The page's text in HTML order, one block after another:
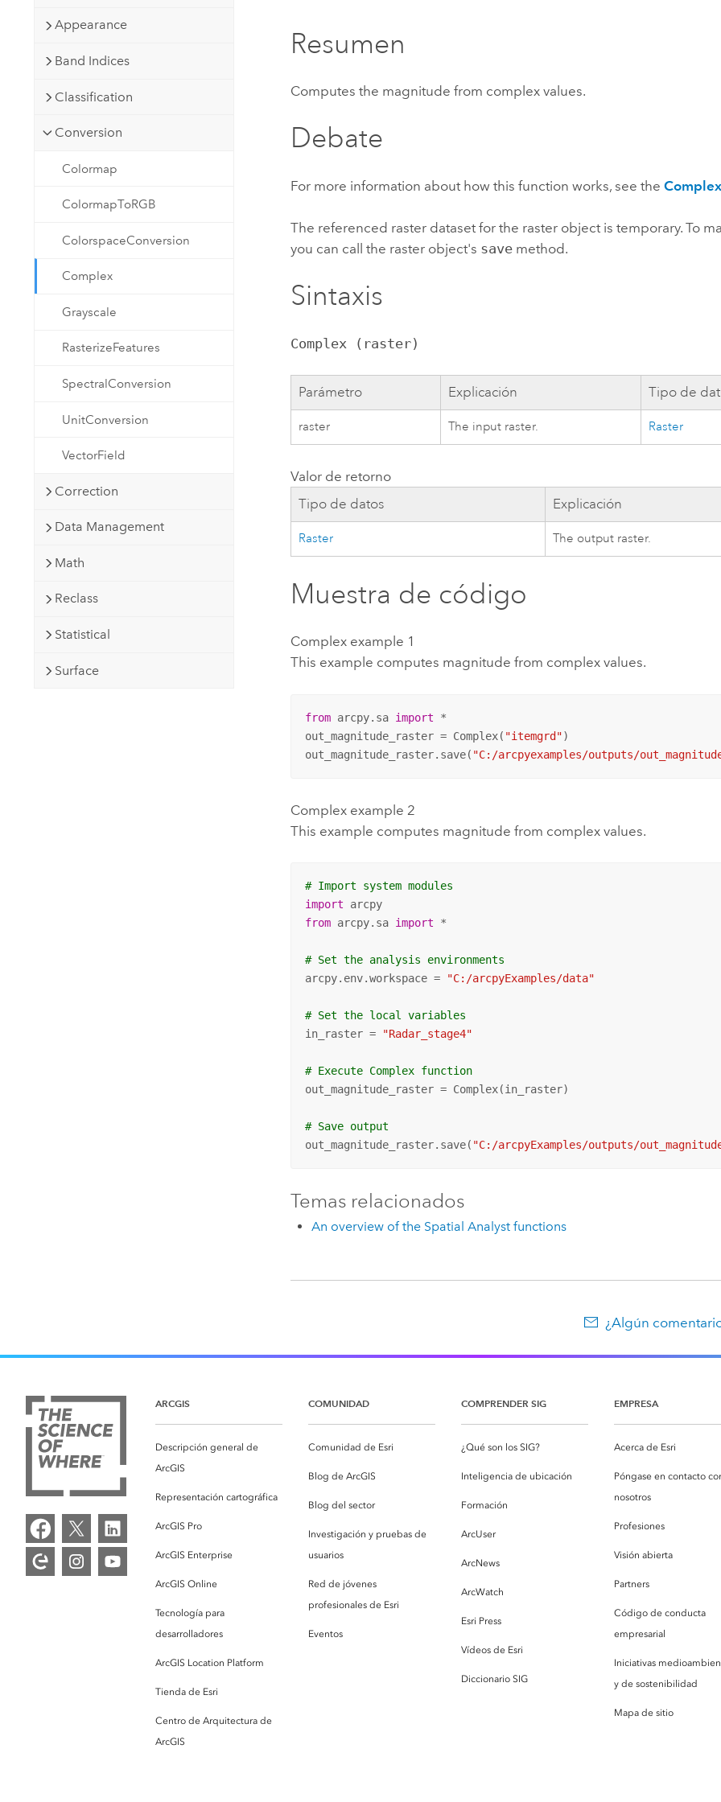
Tecnología para desarrolladores
representación cartográfica y
Appearance
Band Indices
Classification
Conversion
Colormap
ColormapToRGB
ColorspaceConversion
Complex
Grayscale
RasterizeFeatures
SpectralConversion
UnitConversion
VectorField
Correction
Data Management
Math
Reclass
Statistical
Surface
Resumen
Computes the magnitude from complex values.
Debate
For more information about how this function works, see the
The referenced raster dataset for the raster object is temporary. To
you can call the raster object's save method.
Sintaxis
Complex (raster)
Parámetro Explicación Tipo de
raster The input raster. Raster
Valor de retorno
Tipo de datos Explicación
Raster The output raster.
Muestra de código
Complex example 1
This example computes magnitude from complex values.
from arcpy.sa import *
out_magnitude_raster = Complex( "itemgrd")
out_magnitude_raster.save( "C:/arcpyexamples/outputs/
Complex example 2
This example computes magnitude from complex values.
# Import system modules
import
from arcpy.sa import *
# Set the analysis environments
arcpy.env.workspace =
"C:/arcpyExamples/data"
# Set the local variables
in_raster =
"Radar_stage4"
# Execute Complex function
out_magnitude_raster = Complex(in_raster)
# Save output
out_magnitude_raster.save( "C:/arcpyExamples/outputs/
Temas relacionados
An overview of the Spatial Analyst functions
¿Algún
ARCGIS
Descripción general de
ArcGIS
Representación cartográfica
ArcGIS Pro
ArcGIS Enterprise
ArcGIS Online
Tecnología para
desarrolladores
ArcGIS Location Platform
Tienda de Esri
Centro de Arquitectura de
ArcGIS
COMUNIDAD
Comunidad de Esri
Blog de ArcGIS
Blog del sector
Investigación y pruebas de
usuarios
Red de jóvenes
profesionales de Esri
Eventos
COMPRENDER SIG
¿Qué son los SIG?
Inteligencia de ubicación
Formación
ArcUser
ArcNews
ArcWatch
Esri Press
Vídeos de Esri
Diccionario SIG
EMPRESA
Acerca de Esri
Póngase en contacto
nosotros
Profesiones
Visión abierta
Partners
Código de conducta
empresarial
Iniciativas
y de sostenibilidad
Mapa de sitio